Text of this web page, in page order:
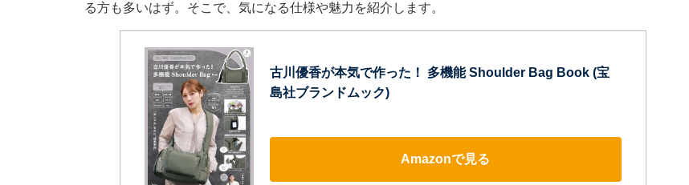
る方も多いはず。そこで、気になる仕様や魅力を紹介します。
古川優香が本気で作った！ 多機能 Shoulder Bag Book (宝
島社ブランドムック)
Amazonで見る